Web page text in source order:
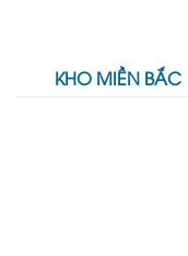
KHO MIỀN BẮC